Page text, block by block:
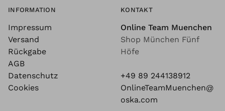
INFORMATION
Impressum
Versand
Rückgabe
AGB
Datenschutz
Cookies
KONTAKT
Online Team Muenchen
Shop München Fünf
Höfe
+49 89 244138912
OnlineTeamMuenchen@
oska.com